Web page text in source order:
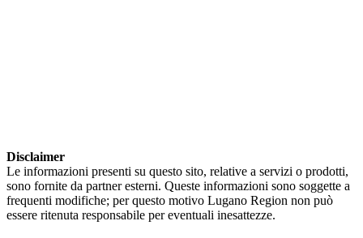
Disclaimer
Le informazioni presenti su questo sito, relative a servizi o prodotti,
sono fornite da partner esterni. Queste informazioni sono soggette a
frequenti modifiche; per questo motivo Lugano Region non può
essere ritenuta responsabile per eventuali inesattezze.